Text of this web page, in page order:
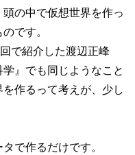
の中で仮想世界を作っ
です。
で紹介した渡辺正峰
学』でも同じようなこと
作るって考えが、少し
で作るだけです。